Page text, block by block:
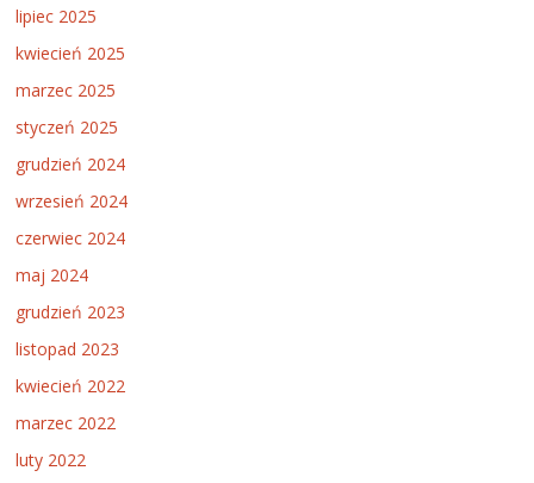
lipiec 2025
kwiecień 2025
marzec 2025
styczeń 2025
grudzień 2024
wrzesień 2024
czerwiec 2024
maj 2024
grudzień 2023
listopad 2023
kwiecień 2022
marzec 2022
luty 2022